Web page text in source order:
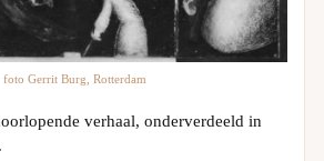
foto Gerrit Burg, Rotterdam
verhaal, onderverdeeld in